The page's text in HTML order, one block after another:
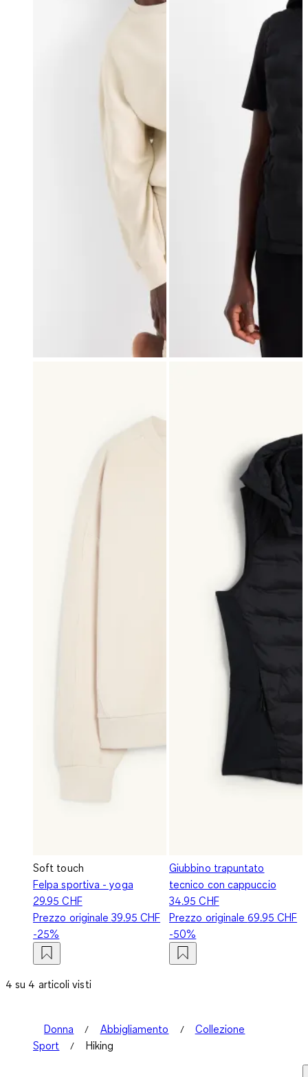
Soft touch
Felpa sportiva - yoga
29.95 CHF
Prezzo originale39.95 CHF
-25%
Giubbino trapuntato
tecnico con cappuccio
34.95 CHF
Prezzo originale69.95 CHF
-50%
4 su 4 articoli visti
Donna Abbigliamento
Collezione
Sport
Hiking